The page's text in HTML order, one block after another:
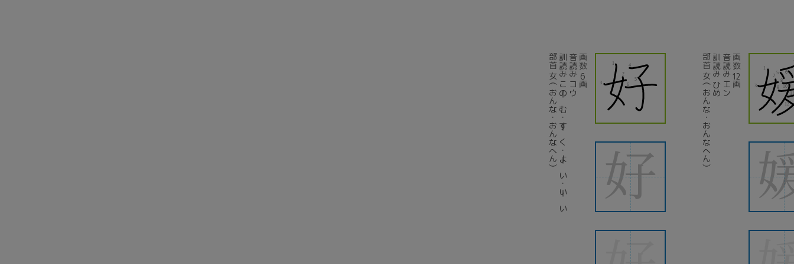
画数
12
画
音読み
エン
訓読み
ひめ
部首
女（おんな・おんなへん）
画数
6
画
音読み
コウ
訓読み
このーむ・すーく・よーい・いーい
部首
女（おんな・おんなへん）
好